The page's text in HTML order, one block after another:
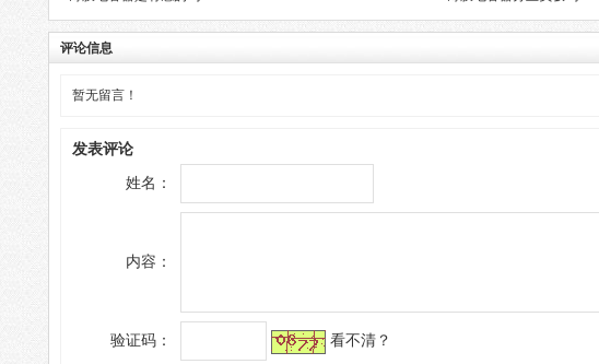
评论信息
暂无留言！
发表评论
姓名：
内容：
验证码： 看不清？